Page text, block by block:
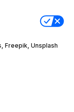
Freepik, Unsplash